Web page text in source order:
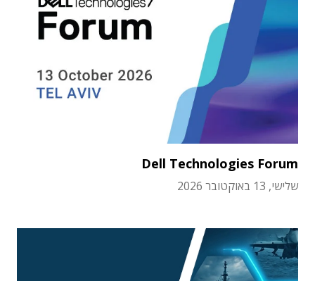
Dell Technologies Forum
שלישי, 13 באוקטובר 2026